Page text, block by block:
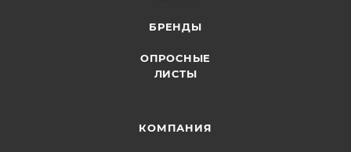
БРЕНДЫ
ОПРОСНЫЕ
ЛИСТЫ
КОМПАНИЯ